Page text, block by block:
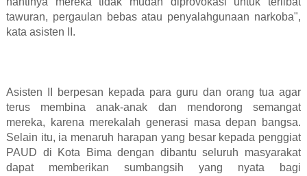
tawuran, pergaulan bebas atau penyalahgunaan narkoba",
kata asisten II.
Asisten II berpesan kepada para guru dan orang tua agar
terus membina anak-anak dan mendorong semangat
mereka, karena merekalah generasi masa depan bangsa.
Selain itu, ia menaruh harapan yang besar kepada penggiat
PAUD di Kota Bima dengan dibantu seluruh masyarakat
dapat memberikan sumbangsih yang nyata bagi